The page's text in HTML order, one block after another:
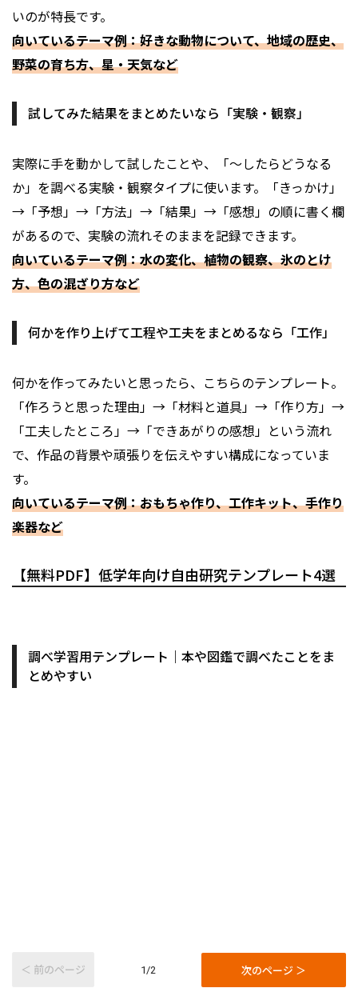
いのが特長です。
向いているテーマ例：好きな動物について、地域の歴史、
野菜の育ち方、星・天気など
試してみた結果をまとめたいなら「実験・観察」
実際に手を動かして試したことや、「〜したらどうなる
か」を調べる実験・観察タイプに使います。「きっかけ」
→「予想」→「方法」→「結果」→「感想」の順に書く欄
があるので、実験の流れそのままを記録できます。
向いているテーマ例：水の変化、植物の観察、氷のとけ
方、色の混ざり方など
何かを作り上げて工程や工夫をまとめるなら「工作」
何かを作ってみたいと思ったら、こちらのテンプレート。
「作ろうと思った理由」→「材料と道具」→「作り方」→
「工夫したところ」→「できあがりの感想」という流れ
で、作品の背景や頑張りを伝えやすい構成になっていま
す。
向いているテーマ例：おもちゃ作り、工作キット、手作り
楽器など
【無料PDF】低学年向け自由研究テンプレート4選
調べ学習用テンプレート｜本や図鑑で調べたことをま
とめやすい
＜ 前のページ 1/2 次のページ ＞